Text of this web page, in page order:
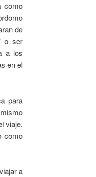
como
de
o ser
a los
en el
para
viaje.
como
a